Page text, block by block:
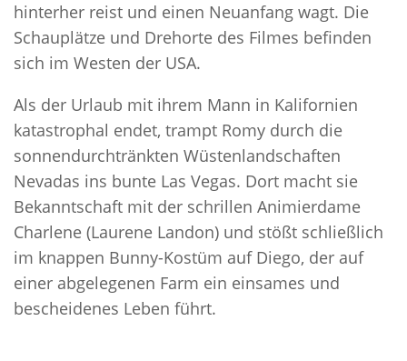
hinterher reist und einen Neuanfang wagt. Die
Schauplätze und Drehorte des Filmes befinden
sich im Westen der USA.
Als der Urlaub mit ihrem Mann in Kalifornien
katastrophal endet, trampt Romy durch die
sonnendurchtränkten Wüstenlandschaften
Nevadas ins bunte Las Vegas. Dort macht sie
Bekanntschaft mit der schrillen Animierdame
Charlene (Laurene Landon) und stößt schließlich
im knappen Bunny-Kostüm auf Diego, der auf
einer abgelegenen Farm ein einsames und
bescheidenes Leben führt.